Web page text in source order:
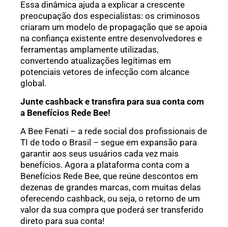
Essa dinâmica ajuda a explicar a crescente
preocupação dos especialistas: os criminosos
criaram um modelo de propagação que se apoia
na confiança existente entre desenvolvedores e
ferramentas amplamente utilizadas,
convertendo atualizações legítimas em
potenciais vetores de infecção com alcance
global.
Junte cashback e transfira para sua conta com
a Benefícios Rede Bee!
A Bee Fenati – a rede social dos profissionais de
TI de todo o Brasil – segue em expansão para
garantir aos seus usuários cada vez mais
benefícios. Agora a plataforma conta com a
Benefícios Rede Bee, que reúne descontos em
dezenas de grandes marcas, com muitas delas
oferecendo cashback, ou seja, o retorno de um
valor da sua compra que poderá ser transferido
direto para sua conta!